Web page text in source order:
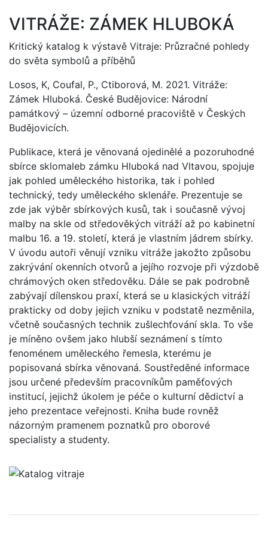
VITRÁŽE: ZÁMEK HLUBOKÁ
Kritický katalog k výstavě Vitraje: Průzračné pohledy
do světa symbolů a příběhů
Losos, K, Coufal, P., Ctiborová, M. 2021. Vitráže:
Zámek Hluboká. České Budějovice: Národní
památkový – územní odborné pracoviště v Českých
Budějovicích.
Publikace, která je věnovaná ojedinělé a pozoruhodné
sbírce sklomaleb zámku Hluboká nad Vltavou, spojuje
jak pohled uměleckého historika, tak i pohled
technický, tedy uměleckého sklenáře. Prezentuje se
zde jak výběr sbírkových kusů, tak i současně vývoj
malby na skle od středověkých vitráží až po kabinetní
malbu 16. a 19. století, která je vlastním jádrem sbírky.
V úvodu autoři věnují vzniku vitráže jakožto způsobu
zakrývání okenních otvorů a jejího rozvoje při výzdobě
chrámových oken středověku. Dále se pak podrobně
zabývají dílenskou praxí, která se u klasických vitráží
prakticky od doby jejich vzniku v podstatě nezměnila,
včetně současných technik zušlechťování skla. To vše
je míněno ovšem jako hlubší seznámení s tímto
fenoménem uměleckého řemesla, kterému je
popisovaná sbírka věnovaná. Soustředěné informace
jsou určené především pracovníkům paměťových
institucí, jejichž úkolem je péče o kulturní dědictví a
jeho prezentace veřejnosti. Kniha bude rovněž
názorným pramenem poznatků pro oborové
specialisty a studenty.